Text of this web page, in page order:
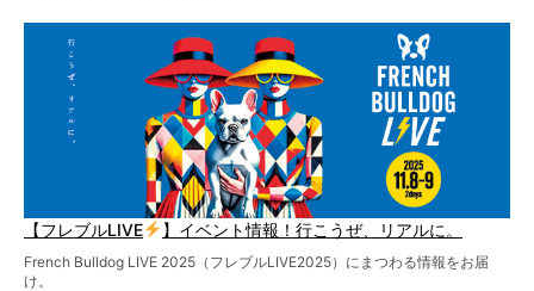
【フレブルLIVE 】イベント情報！行こうぜ、リアルに。
French Bulldog LIVE 2025（フレブルLIVE2025）にまつわる情報をお届
け。